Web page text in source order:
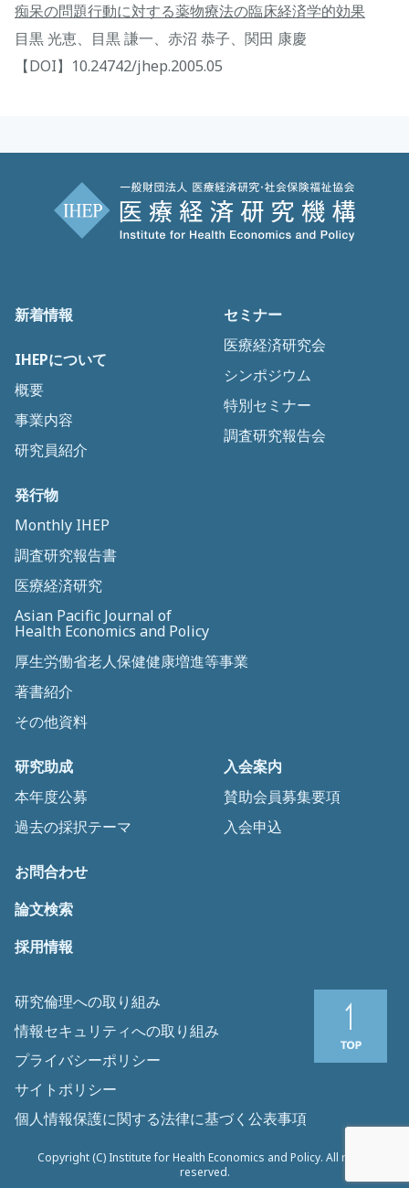
痴呆の問題行動に対する薬物療法の臨床経済学的効果
目黒 光恵、目黒 謙一、赤沼 恭子、関田 康慶
【DOI】10.24742/jhep.2005.05
新着情報
IHEPについて
概要
事業内容
研究員紹介
セミナー
医療経済研究会
シンポジウム
特別セミナー
調査研究報告会
発行物
Monthly IHEP
調査研究報告書
医療経済研究
Asian Pacific Journal of
Health Economics and Policy
厚生労働省老人保健健康増進等事業
著書紹介
その他資料
研究助成
本年度公募
過去の採択テーマ
入会案内
賛助会員募集要項
入会申込
お問合わせ
論文検索
採用情報
研究倫理への取り組み
情報セキュリティへの取り組み
プライバシーポリシー
サイトポリシー
個人情報保護に関する法律に基づく公表事項
Copyright (C) Institute for Health Economics and Policy. All rights
reserved.